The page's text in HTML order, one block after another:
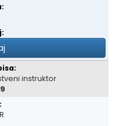
instruktor